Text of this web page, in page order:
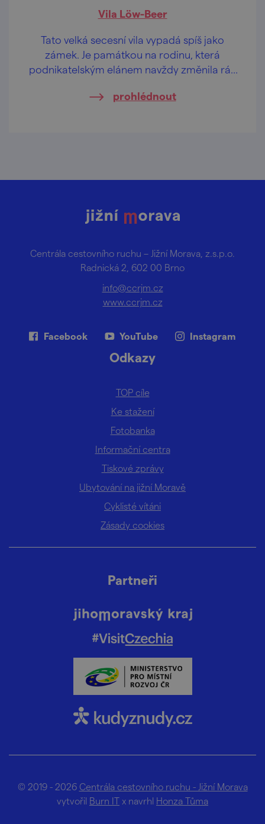
Vila Löw-Beer
Tato velká secesní vila vypadá spíš jako
zámek. Je památkou na rodinu, která
podnikatelským elánem navždy změnila ráz
prohlédnout
Centrála cestovního ruchu – Jižní Morava, z.s.p.o.
Radnická 2, 602 00 Brno
info@ccrjm.cz
www.ccrjm.cz
Facebook YouTube Instagram
Odkazy
TOP cíle
Ke stažení
Fotobanka
Informační centra
Tiskové zprávy
Ubytování na jižní Moravě
Cyklisté vítáni
Zásady cookies
Partneři
© 2019 - 2026 Centrála cestovního ruchu - Jižní Morava
vytvořil Burn IT x navrhl Honza Tůma